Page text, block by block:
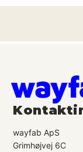
wayfab ApS
Grimhøjvej 6C